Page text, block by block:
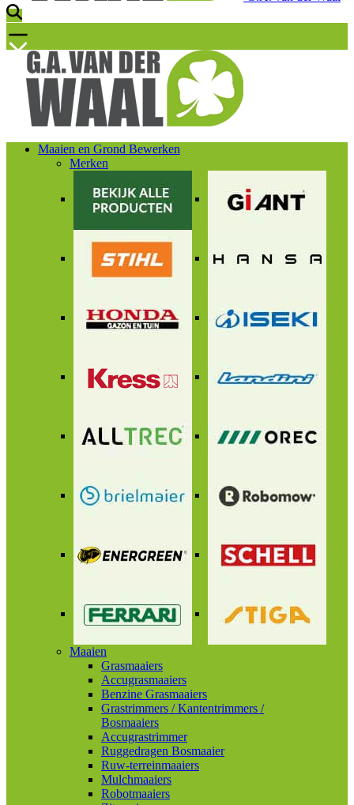
Maaien en Grond Bewerken
Merken
Maaien
Grasmaaiers
Accugrasmaaiers
Benzine Grasmaaiers
Grastrimmers / Kantentrimmers /
Bosmaaiers
Accugrastrimmer
Ruggedragen Bosmaaier
Ruw-terreinmaaiers
Mulchmaaiers
Robotmaaiers